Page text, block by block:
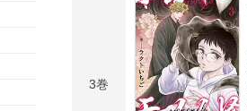
3巻